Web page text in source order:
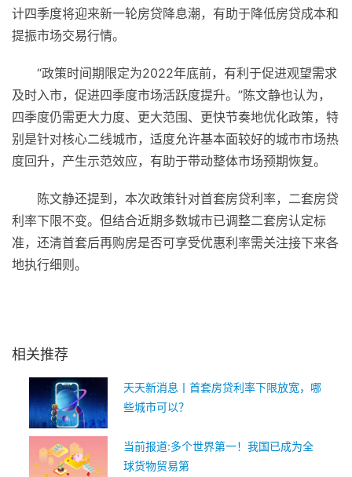
计四季度将迎来新一轮房贷降息潮，有助于降低房贷成本和
提振市场交易行情。
“政策时间期限定为2022年底前，有利于促进观望需求
及时入市，促进四季度市场活跃度提升。”陈文静也认为，
四季度仍需更大力度、更大范围、更快节奏地优化政策，特
别是针对核心二线城市，适度允许基本面较好的城市市场热
度回升，产生示范效应，有助于带动整体市场预期恢复。
陈文静还提到，本次政策针对首套房贷利率，二套房贷
利率下限不变。但结合近期多数城市已调整二套房认定标
准，还清首套后再购房是否可享受优惠利率需关注接下来各
地执行细则。
相关推荐
天天新消息丨首套房贷利率下限放宽，哪
些城市可以？
当前报道:多个世界第一！我国已成为全
球货物贸易第